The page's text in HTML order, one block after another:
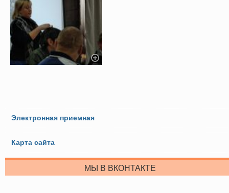
Электронная приемная
Карта сайта
МЫ В ВКОНТАКТЕ